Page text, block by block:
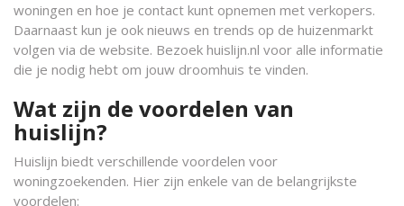
woningen en hoe je contact kunt opnemen met verkopers.
Daarnaast kun je ook nieuws en trends op de huizenmarkt
volgen via de website. Bezoek huislijn.nl voor alle informatie
die je nodig hebt om jouw droomhuis te vinden.
Wat zijn de voordelen van
huislijn?
Huislijn biedt verschillende voordelen voor
woningzoekenden. Hier zijn enkele van de belangrijkste
voordelen: